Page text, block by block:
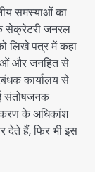
समस्याओं का
सेक्रेटरी जनरल
लिखे पत्र में कहा
और जनहित से
कार्यालय से
संतोषजनक
के अधिकांश
देते हैं, फिर भी इस